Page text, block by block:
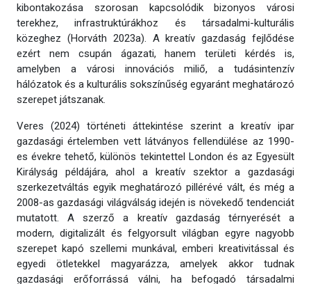
kibontakozása szorosan kapcsolódik bizonyos városi
terekhez, infrastruktúrákhoz és társadalmi-kulturális
közeghez (Horváth 2023a). A kreatív gazdaság fejlődése
ezért nem csupán ágazati, hanem területi kérdés is,
amelyben a városi innovációs miliő, a tudásintenzív
hálózatok és a kulturális sokszínűség egyaránt meghatározó
szerepet játszanak.
Veres (2024) történeti áttekintése szerint a kreatív ipar
gazdasági értelemben vett látványos fellendülése az 1990-
es évekre tehető, különös tekintettel London és az Egyesült
Királyság példájára, ahol a kreatív szektor a gazdasági
szerkezetváltás egyik meghatározó pillérévé vált, és még a
2008-as gazdasági világválság idején is növekedő tendenciát
mutatott. A szerző a kreatív gazdaság térnyerését a
modern, digitalizált és felgyorsult világban egyre nagyobb
szerepet kapó szellemi munkával, emberi kreativitással és
egyedi ötletekkel magyarázza, amelyek akkor tudnak
gazdasági erőforrássá válni, ha befogadó társadalmi